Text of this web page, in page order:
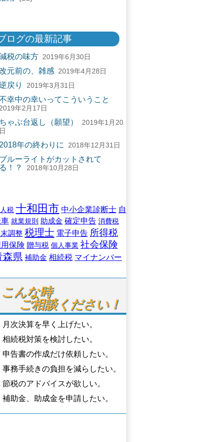
ログの最新記事
税の味方 2019年6月30日
元前の、雑感 2019年4月28日
戻り 2019年3月31日
幸中の幸いってこういうこと
年2月17日
ゃぶ台返し（願望）
2019年1月20
年の終わりに 2018年12月31日
ルーライトがカットされて
！？
2018年10月28日
税 十和田市 中小企業診断士 自
就業規則 助成金 確定申告 消費税
調整 税理士 電子申告 所得税
保険 贈与税 個人事業 社会保険
森県 補助金 相続税 マイナンバー
こんな時
ご相談ください！
月次決算を早く上げたい。
相続税対策を検討したい。
申告書の作成だけ依頼したい。
事務手続きの負担を減らしたい。
節税のアドバイスが欲しい。
補助金、助成金を申請したい。